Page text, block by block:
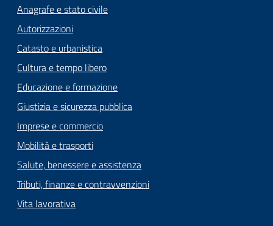
Tutti
gli
argomenti...
Seguici
su
Anagrafe e stato civile
Autorizzazioni
Catasto e urbanistica
Cultura e tempo libero
Educazione e formazione
Giustizia e sicurezza pubblica
Imprese e commercio
Mobilità e trasporti
Salute, benessere e assistenza
Tributi, finanze e contravvenzioni
Vita lavorativa